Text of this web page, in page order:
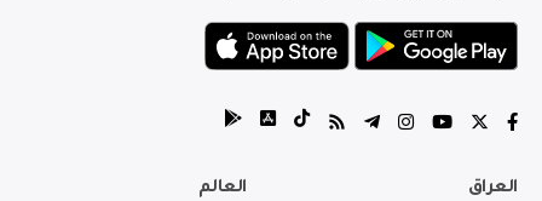
العراق العالم